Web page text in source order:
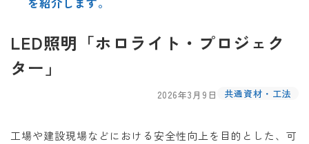
LED照明「ホロライト・プロジェク
ター」
2026年3月9日 共通資材・工法
工場や建設現場などにおける安全性向上を目的とした、可